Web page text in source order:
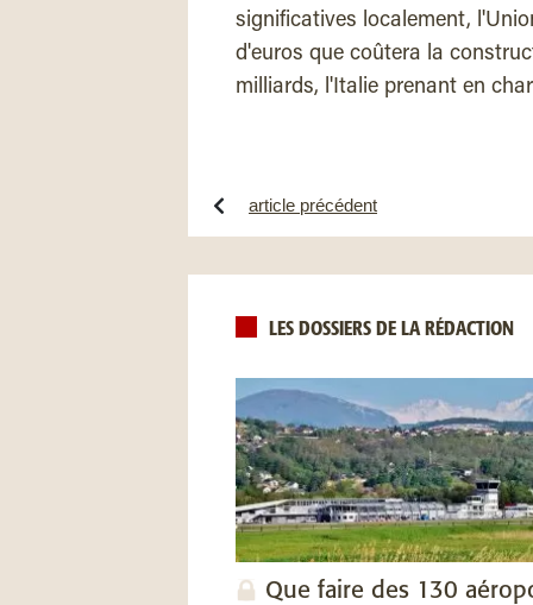
significatives localement,
d'euros que coûtera la
milliards, l'Italie prenant en
article précédent
LES DOSSIERS DE LA RÉDACTION
Que faire des 130